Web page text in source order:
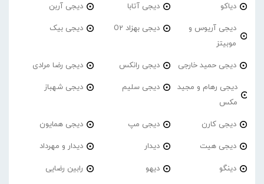
دیاکو دیجی آتابا دیجی آربن
دیجی آریوس و
موبیتز
دیجی بهزاد O2 دیجی بیک
دیجی حمید خارجی دیجی رانکس دیجی رضا مرادی
دیجی رهام و مجید
مکس
دیجی سلیم دیجی شهباز
دیجی کارن دیجی مپ دیجی همایون
دیجی هیت دیدار دیدار و مهرداد
دینگو دیهو رابین رضایی